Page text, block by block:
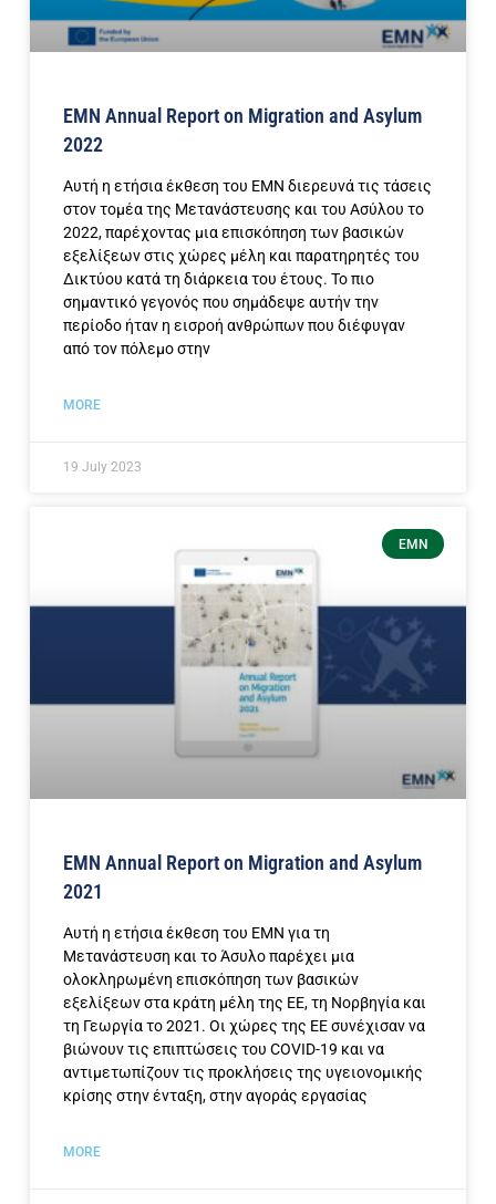
EMN Annual Report on Migration and Asylum
2022
Αυτή η ετήσια έκθεση του ΕΜΝ διερευνά τις τάσεις
στον τομέα της Μετανάστευσης και του Ασύλου το
2022, παρέχοντας μια επισκόπηση των βασικών
εξελίξεων στις χώρες μέλη και παρατηρητές του
Δικτύου κατά τη διάρκεια του έτους. Το πιο
σημαντικό γεγονός που σημάδεψε αυτήν την
περίοδο ήταν η εισροή ανθρώπων που διέφυγαν
από τον πόλεμο στην
MORE
19 July 2023
EMN
EMN Annual Report on Migration and Asylum
2021
Αυτή η ετήσια έκθεση του ΕΜΝ για τη
Μετανάστευση και το Άσυλο παρέχει μια
ολοκληρωμένη επισκόπηση των βασικών
εξελίξεων στα κράτη μέλη της ΕΕ, τη Νορβηγία και
τη Γεωργία το 2021. Οι χώρες της ΕΕ συνέχισαν να
βιώνουν τις επιπτώσεις του COVID-19 και να
αντιμετωπίζουν τις προκλήσεις της υγειονομικής
κρίσης στην ένταξη, στην αγοράς εργασίας
MORE